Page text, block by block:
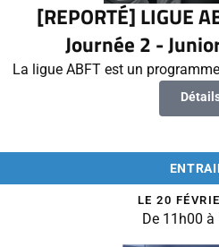
[REPORTÉ] LIGUE
Journée 2 -
La ligue ABFT est un
LE 20
De 11h00